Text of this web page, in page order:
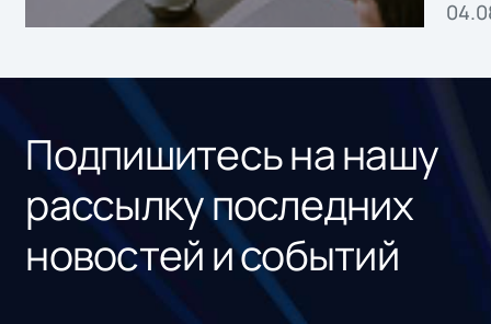
Подпишитесь на нашу
рассылку последних
новостей и событий